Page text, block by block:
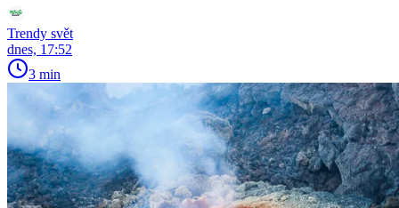
Trendy svět
dnes, 17:52
3 min